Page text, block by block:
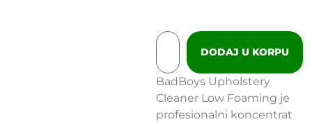
DODAJ U KORPU
BadBoys Upholstery
Cleaner Low Foaming je
profesionalni koncentrat